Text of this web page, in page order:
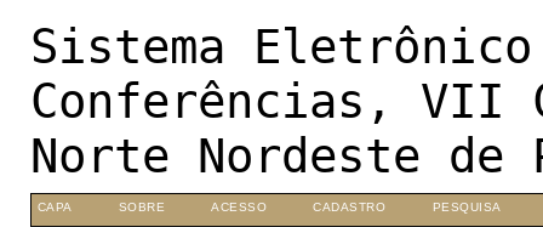
Sistema
Conferências, VII
Norte Nordeste de
CAPA SOBRE ACESSO CADASTRO PESQUISA